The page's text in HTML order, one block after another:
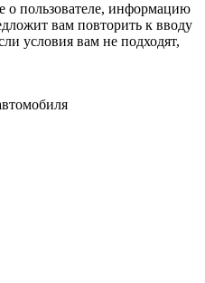
о пользователе, информацию
вам повторить к вводу
условия вам не подходят,